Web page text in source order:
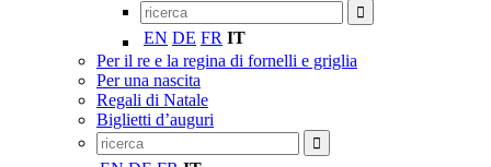
EN DE FR IT
Per il re e la regina di fornelli e griglia
Per una nascita
Regali di Natale
Biglietti d’auguri